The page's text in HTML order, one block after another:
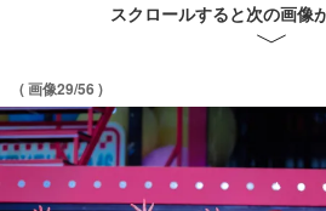
スクロールすると次の画像
( 画像29/56 )